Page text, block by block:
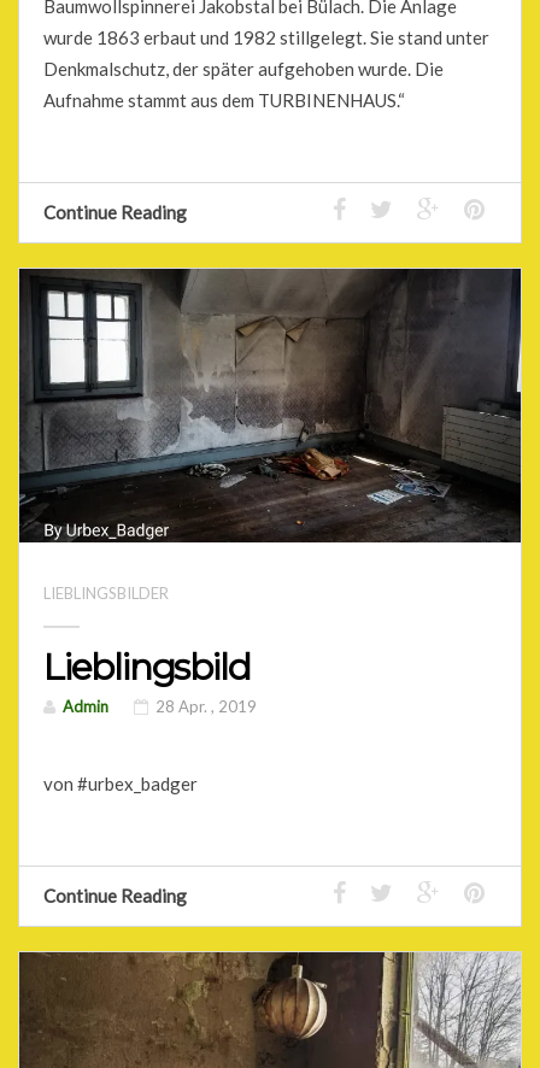
Baumwollspinnerei Jakobstal bei Bülach. Die Anlage
wurde 1863 erbaut und 1982 stillgelegt. Sie stand unter
Denkmalschutz, der später aufgehoben wurde. Die
Aufnahme stammt aus dem TURBINENHAUS.“
Continue Reading
LIEBLINGSBILDER
Lieblingsbild
Admin 28 Apr. , 2019
von #urbex_badger
Continue Reading